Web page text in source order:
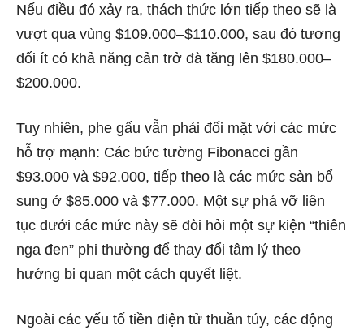
Nếu điều đó xảy ra, thách thức lớn tiếp theo sẽ là
vượt qua vùng $109.000–$110.000, sau đó tương
đối ít có khả năng cản trở đà tăng lên $180.000–
$200.000.
Tuy nhiên, phe gấu vẫn phải đối mặt với các mức
hỗ trợ mạnh: Các bức tường Fibonacci gần
$93.000 và $92.000, tiếp theo là các mức sàn bổ
sung ở $85.000 và $77.000. Một sự phá vỡ liên
tục dưới các mức này sẽ đòi hỏi một sự kiện “thiên
nga đen” phi thường để thay đổi tâm lý theo
hướng bi quan một cách quyết liệt.
Ngoài các yếu tố tiền điện tử thuần túy, các động